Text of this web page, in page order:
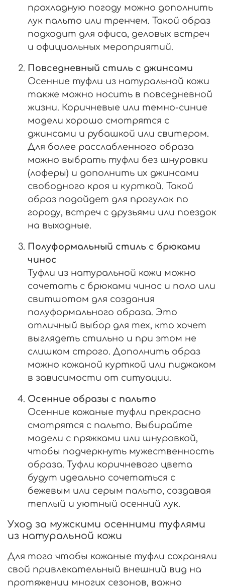
прохладную погоду можно дополнить
лук пальто или тренчем. Такой образ
подходит для офиса, деловых встреч
и официальных мероприятий.
Повседневный стиль с джинсами
Осенние туфли из натуральной кожи
также можно носить в повседневной
жизни. Коричневые или темно-синие
модели хорошо смотрятся с
джинсами и рубашкой или свитером.
Для более расслабленного образа
можно выбрать туфли без шнуровки
(лоферы) и дополнить их джинсами
свободного кроя и курткой. Такой
образ подойдет для прогулок по
городу, встреч с друзьями или поездок
на выходные.
Полуформальный стиль с брюками
чинос
Туфли из натуральной кожи можно
сочетать с брюками чинос и поло или
свитшотом для создания
полуформального образа. Это
отличный выбор для тех, кто хочет
выглядеть стильно и при этом не
слишком строго. Дополнить образ
можно кожаной курткой или пиджаком
в зависимости от ситуации.
Осенние образы с пальто
Осенние кожаные туфли прекрасно
смотрятся с пальто. Выбирайте
модели с пряжками или шнуровкой,
чтобы подчеркнуть мужественность
образа. Туфли коричневого цвета
будут идеально сочетаться с
бежевым или серым пальто, создавая
теплый и уютный осенний лук.
Уход за мужскими осенними туфлями
из натуральной кожи
Для того чтобы кожаные туфли сохраняли
свой привлекательный внешний вид на
протяжении многих сезонов, важно